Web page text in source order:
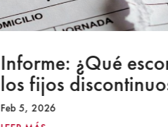
Informe: ¿Qué
los fijos
Feb 5, 2026